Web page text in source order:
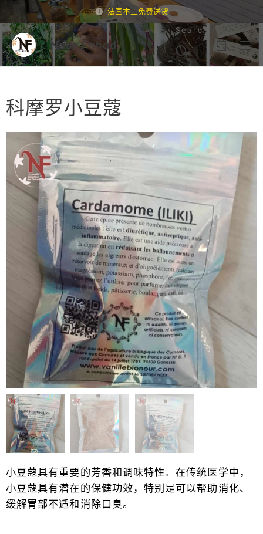
法国本土免费送货
Nour Fahad
Search
科摩罗小豆蔻
小豆蔻具有重要的芳香和调味特性。在传统医学中，
小豆蔻具有潜在的保健功效，特别是可以帮助消化、
缓解胃部不适和消除口臭。